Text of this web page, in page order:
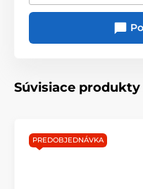
Súvisiace produkty
PREDOBJEDNÁVKA